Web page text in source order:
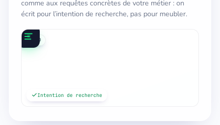
comme aux requêtes concrètes de votre métier : on
écrit pour l’intention de recherche, pas pour meubler.
SEO
local
Intention de recherche